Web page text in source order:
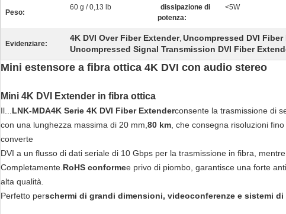
Peso:
60 g / 0,13 lb
dissipazione di
potenza:
<5W
Evidenziare:
4K DVI Over Fiber Extender, Uncompressed DVI Fiber
Uncompressed Signal Transmission DVI Fiber
Mini estensore a fibra ottica 4K DVI con audio stereo
Mini 4K DVI Extender in fibra ottica
Il... LNK-MDA4K Serie 4K DVI Fiber Extenderconsente la trasmissione di
con una lunghezza massima di 20 mm, 80 km , che consegna risoluzioni fino
converte
DVI a un flusso di dati seriale di 10 Gbps per la trasmissione in fibra,
Completamente. RoHS conformee privo di piombo, garantisce una forte
alta qualità.
Perfetto perschermi di grandi dimensioni, videoconferenze e sistemi di